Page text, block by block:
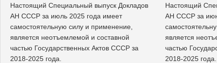
Настоящий Специальный выпуск Докладов
АН СССР за июль 2025 года имеет
самостоятельную силу и применение,
является неотъемлемой и составной
частью Государственных Актов СССР за
2018-2025 года.
Настоящий
АН СССР за
является
частью
2018-2025 года.